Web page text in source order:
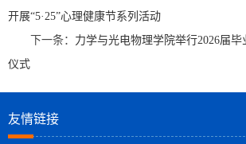
开展“5·25”心理健康节系列活动
下一条： 力学与光电物理学院举行2026届
仪式
友情链接